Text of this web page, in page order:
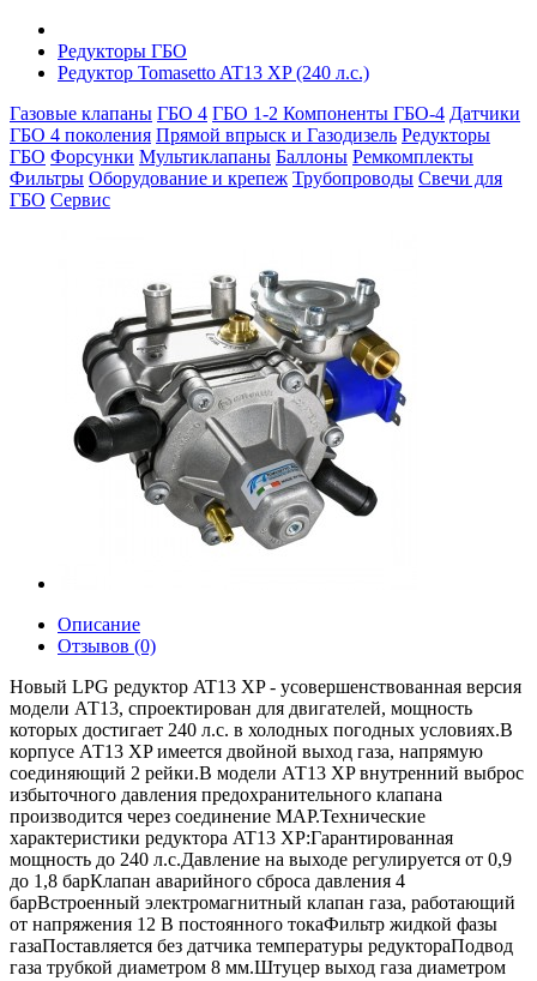
Редукторы ГБО
Редуктор Tomasetto AT13 XP (240 л.с.)
Газовые клапаны ГБО 4 ГБО 1-2 Компоненты ГБО-4 Датчики
ГБО 4 поколения Прямой впрыск и Газодизель Редукторы
ГБО Форсунки Мультиклапаны Баллоны Ремкомплекты
Фильтры Оборудование и крепеж Трубопроводы Свечи для
ГБО Сервис
Описание
Отзывов (0)
Новый LPG редуктор AT13 XP - усовершенствованная версия
модели АТ13, спроектирован для двигателей, мощность
которых достигает 240 л.с. в холодных погодных условиях.В
корпусе АТ13 XP имеется двойной выход газа, напрямую
соединяющий 2 рейки.В модели АТ13 XP внутренний выброс
избыточного давления предохранительного клапана
производится через соединение МАР.Технические
характеристики редуктора AT13 XP:Гарантированная
мощность до 240 л.с.Давление на выходе регулируется от 0,9
до 1,8 барКлапан аварийного сброса давления 4
барВстроенный электромагнитный клапан газа, работающий
от напряжения 12 В постоянного токаФильтр жидкой фазы
газаПоставляется без датчика температуры редуктораПодвод
газа трубкой диаметром 8 мм.Штуцер выход газа диаметром